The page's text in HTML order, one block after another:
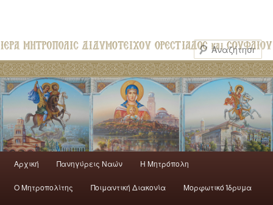
Αρχική Πανηγύρεις Ναών H Mητρόπολη
Ο Mητροπολίτης Ποιμαντική Διακονία Μορφωτικό Ίδρυμα